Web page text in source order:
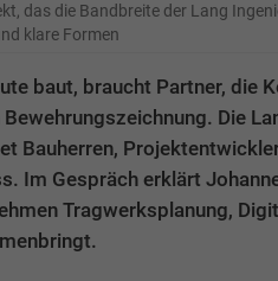
das die Bandbreite der Lang
klare Formen
baut, braucht Partner, die
Bewehrungszeichnung. Die
Bauherren,
Im Gespräch erklärt
Tragwerksplanung,